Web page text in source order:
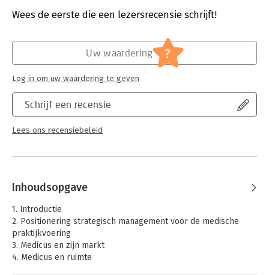
zorg. Om de kloof in de praktijk te overbruggen leven zowel
Het boek is praktisch getint doordat ieder hoofdstuk begint
met een herkenbare casus en eindigt met praktische tips.
Daartussenin presenteren de auteurs een selectie uit de
managementgereedschapskist warmee de probleemstelling
van de casus kan worden opgelost. Het boek is met name
bedoeld voor medische professionals en managers in de zorg.
Uitgever:
Bohn Stafleu van Loghum
Hoofdrubriek:
Serie:
Wees de eerste die een lezersrecensie schrijft!
Schrijf een recensie
Lees ons recensiebeleid
Uw waardering ?
Log in om uw waardering te geven
Inhoudsopgave
1. Introductie
2. Positionering strategisch management voor de medische
praktijkvoering
3. Medicus en zijn markt
4. Medicus en ruimte